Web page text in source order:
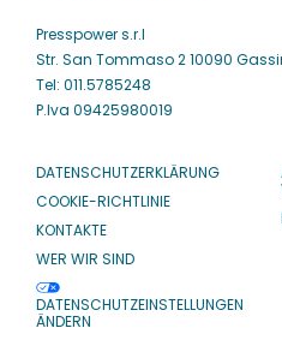
Presspower s.r.l
Str. San Tommaso 2 10090
Tel: 011.5785248
P.Iva 09425980019
DATENSCHUTZERKLÄRUNG
COOKIE-RICHTLINIE
KONTAKTE
WER WIR SIND
DATENSCHUTZEINSTELLUNGEN
ÄNDERN